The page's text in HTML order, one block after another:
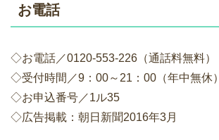
お電話
◇お電話／0120-553-226（通話料無料）
◇受付時間／9：00～21：00（年中無休）
◇お申込番号／1ル35
◇広告掲載：朝日新聞2016年3月